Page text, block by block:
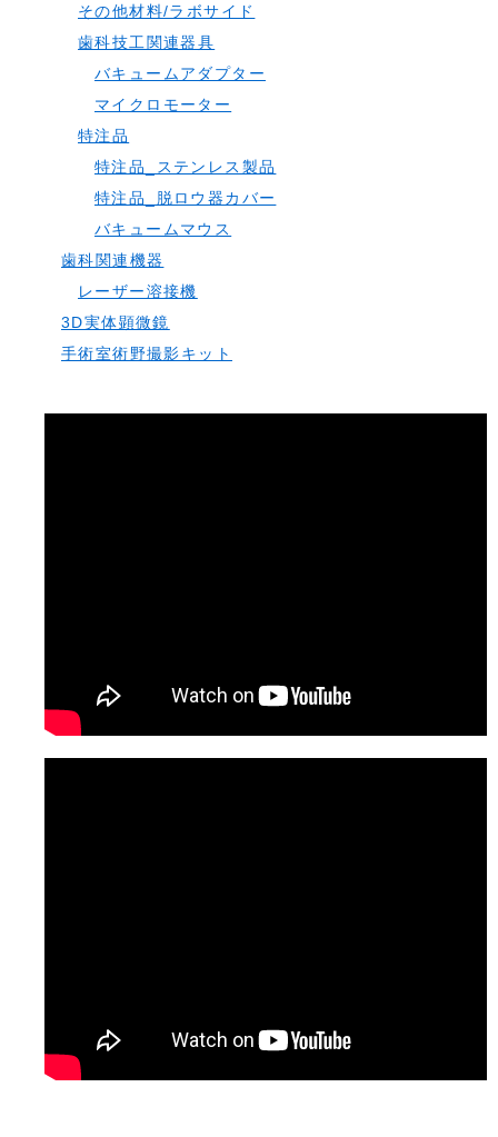
その他材料/ラボサイド
歯科技工関連器具
バキュームアダプター
マイクロモーター
特注品
特注品_ステンレス製品
特注品_脱ロウ器カバー
バキュームマウス
歯科関連機器
レーザー溶接機
3D実体顕微鏡
手術室術野撮影キット